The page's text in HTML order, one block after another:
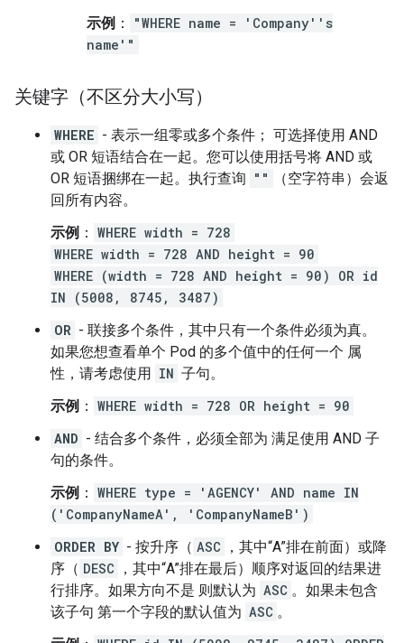
示例 ：
"WHERE name = 'Company''s
name'"
关键字（不区分大小写）
WHERE - 表示一组零或多个条件； 可选择使用 AND
或 OR 短语结合在一起。您可以使用括号将 AND 或
OR 短语捆绑在一起。执行查询 ""
（空字符串）会返
回所有内容。
示例 ： WHERE width = 728
WHERE width = 728 AND height = 90
WHERE (width = 728 AND height = 90) OR id
IN (5008, 8745, 3487)
OR - 联接多个条件，其中只有一个条件必须为真。
如果您想查看单个 Pod 的多个值中的任何一个 属
性，请考虑使用 IN 子句。
示例 ： WHERE width = 728 OR height = 90
AND - 结合多个条件，必须全部为 满足使用 AND 子
句的条件。
示例 ： WHERE type = 'AGENCY' AND name IN
('CompanyNameA', 'CompanyNameB')
ORDER BY - 按升序（ ASC
，其中“A”排在前面）或降
序（ DESC
，其中“A”排在最后）顺序对返回的结果进
行排序。如果方向不是 则默认为 ASC 。如果未包含
该子句 第一个字段的默认值为 ASC 。